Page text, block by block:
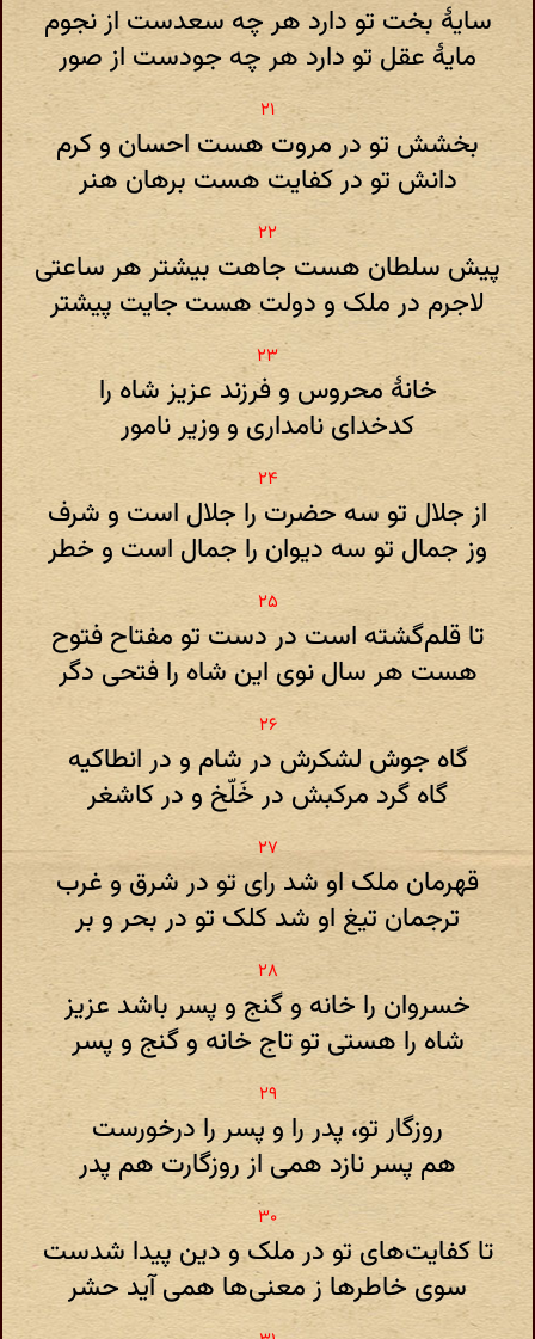
سایهٔ بخت تو دارد هر چه سعدست از نجوم
مایهٔ عقل تو دارد هر چه جودست از صور
بخشش تو در مروت هست احسان و کرم
دانش تو در کفایت هست برهان هنر
پیش سلطان هست جاهت بیشتر هر ساعتی
لاجرم در ملک و دولت هست جایت پیشتر
خانهٔ محروس و فرزند عزیز شاه را
کدخدای نامداری و وزیر نامور
از جلال تو سه حضرت را جلال است و شرف
وز جمال تو سه دیوان را جمال است و خطر
تا قلم‌گشته است در دست تو مفتاح فتوح
هست هر سال نوی این شاه را فتحی دگر
گاه جوش لشکرش در شام و در انطاکیه
گاه گرد مرکبش در خَلّخ و در کاشغر
قهرمان ملک او شد رای تو در شرق و غرب
ترجمان تیغ او شد کلک تو در بحر و بر
خسروان را خانه و گنج و پسر باشد عزیز
شاه را هستی تو تاج خانه و گنج و پسر
روزگار تو، پدر را و پسر را درخورست
هم پسر نازد همی از روزگارت هم پدر
تا کفایت‌های تو در ملک و دین پیدا شدست
سوی خاطرها ز معنی‌ها همی آید حشر